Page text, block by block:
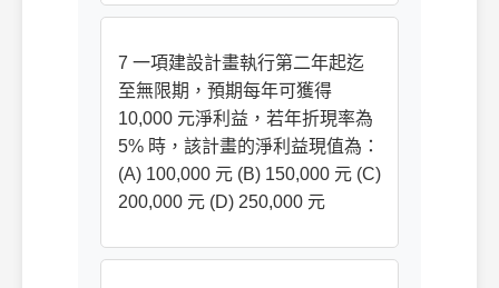
7 一項建設計畫執行第二年起迄
至無限期，預期每年可獲得
10,000 元淨利益，若年折現率為
5% 時，該計畫的淨利益現值為：
(A) 100,000 元 (B) 150,000 元 (C)
200,000 元 (D) 250,000 元